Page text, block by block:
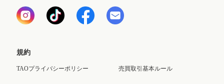
規約
TAOプライバシーポリシー 売買取引基本ルール